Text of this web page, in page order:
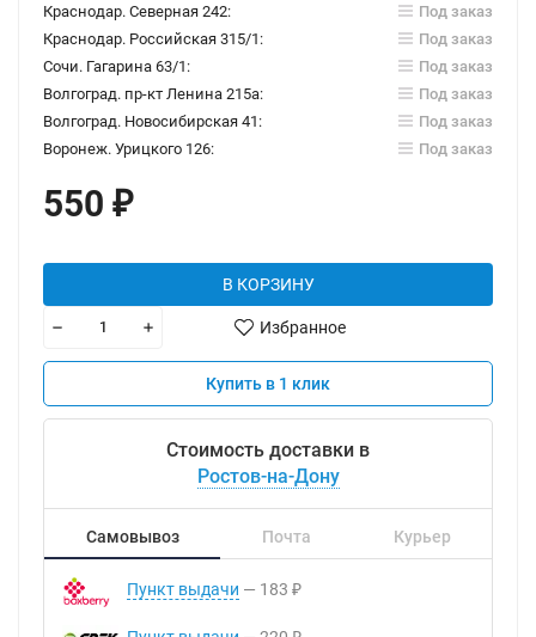
Краснодар. Северная 242:
Под заказ
Краснодар. Российская 315/1:
Под заказ
Сочи. Гагарина 63/1:
Под заказ
Волгоград. пр-кт Ленина 215а:
Под заказ
Волгоград. Новосибирская 41:
Под заказ
Воронеж. Урицкого 126:
Под заказ
550 ₽
В КОРЗИНУ
Избранное
Купить в 1 клик
Стоимость доставки в
Ростов-на-Дону
Самовывоз Почта Курьер
Пункт выдачи 183 ₽